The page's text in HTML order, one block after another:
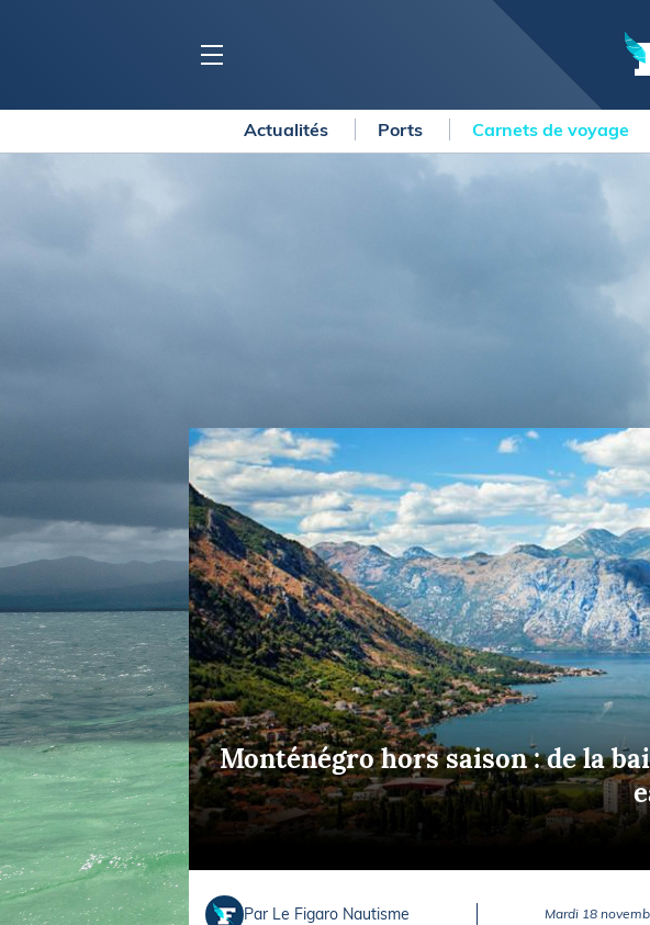
Voiliers
Bateaux à moteur
Equipements
Salons
Economie
Yachting
COURSES
La Solitaire du Figaro
Transat Café l'Or
America's Cup
LOISIRS
Pêche en mer
Plongée
Glisse
Actualités Ports Carnets de voyage
Monténégro hors saison : de la
Par Le Figaro Nautisme Mardi 18